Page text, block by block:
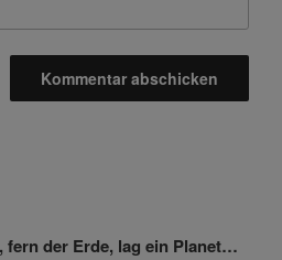
fern der Erde, lag ein Planet…